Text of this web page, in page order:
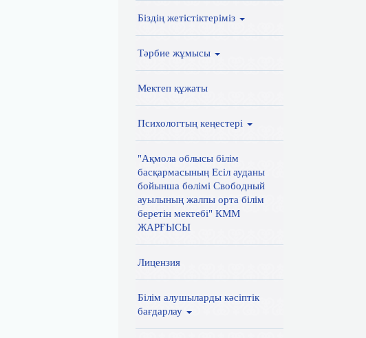
Біздің жетістіктеріміз
Тәрбие жұмысы
Мектеп құжаты
Психологтың кеңестері
"Ақмола облысы білім
басқармасының Есіл ауданы
бойынша бөлімі Свободный
ауылының жалпы орта білім
беретін мектебі" КММ
ЖАРҒЫСЫ
Лицензия
Білім алушыларды кәсіптік
бағдарлау